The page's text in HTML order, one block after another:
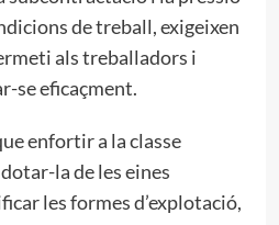
de treball, exigeixen
als treballadors i
se eficaçment.
enfortir a la classe
la de les eines
les formes d’explotació,